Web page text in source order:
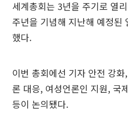
세계총회는 3년을 주기로 열
주년을 기념해 지난해 예정된
했다.
이번 총회에선 기자 안전 강
론 대응, 여성언론인 지원, 국
등이 논의됐다.